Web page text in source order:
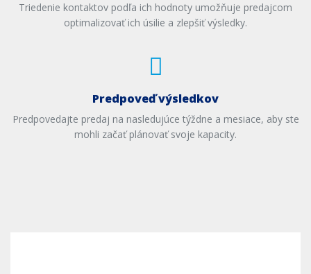
Triedenie kontaktov podľa ich hodnoty umožňuje predajcom
optimalizovať ich úsilie a zlepšiť výsledky.
Predpoveď výsledkov
Predpovedajte predaj na nasledujúce týždne a mesiace, aby ste
mohli začať plánovať svoje kapacity.